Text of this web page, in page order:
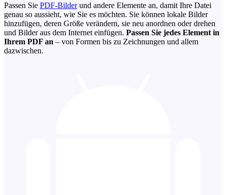
Passen Sie PDF-Bilderund andere Elemente an, damit Ihre Datei
genau so aussieht, wie Sie es möchten. Sie können lokale Bilder
hinzufügen, deren Größe verändern, sie neu anordnen oder drehen
und Bilder aus dem Internet einfügen. Passen Sie jedes Element in
Ihrem PDF an – von Formen bis zu Zeichnungen und allem
dazwischen.